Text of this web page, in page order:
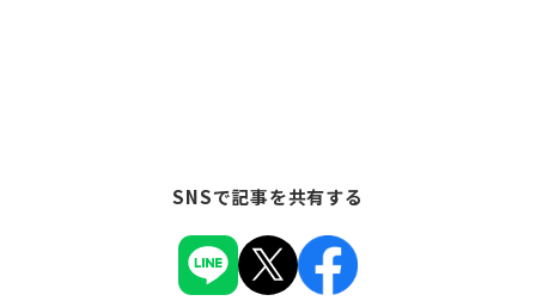
SNSで記事を共有する